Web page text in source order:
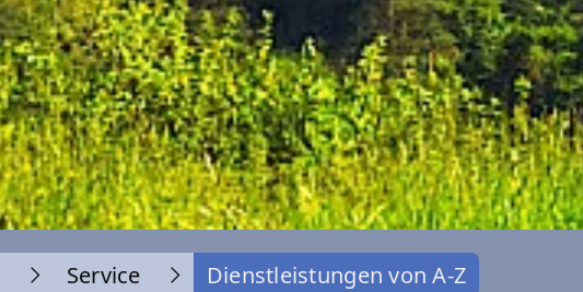
Service Dienstleistungen von A-Z